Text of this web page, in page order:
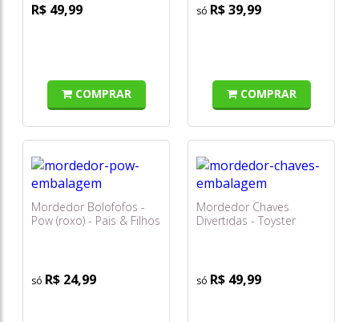
R$ 49,99
COMPRAR
R$ 39,99
COMPRAR
Mordedor Bolofofos -
Pow (roxo) - Pais & Filhos
R$ 24,99
Mordedor Chaves
Divertidas - Toyster
R$ 49,99